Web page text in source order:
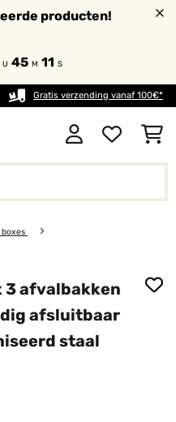
producten!
U 45 M 10 S
Gratis verzending vanaf 100€*
3 afvalbakken
afsluitbaar
staal